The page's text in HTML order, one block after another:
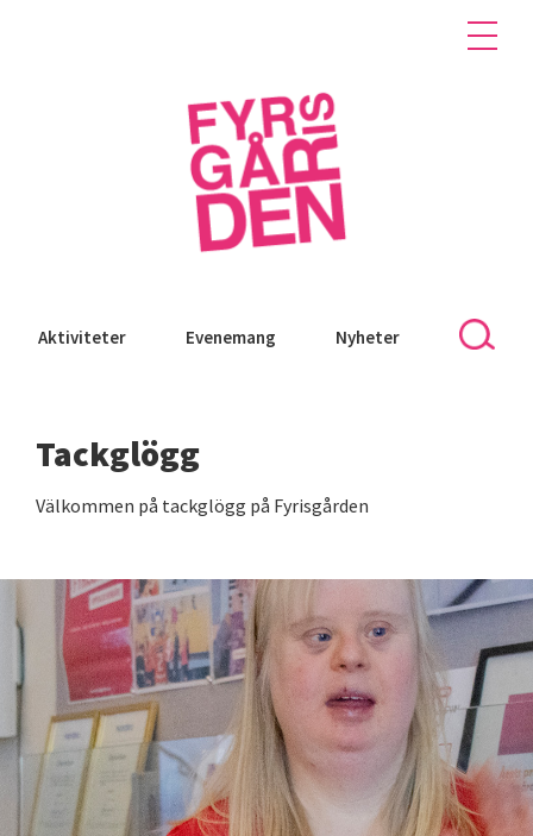
Aktiviteter Evenemang Nyheter
Tackglögg
Välkommen på tackglögg på Fyrisgården